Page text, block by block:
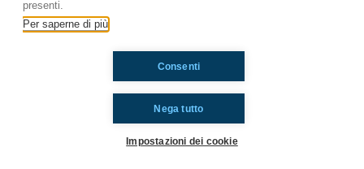
Ti è piaciuto? Condividilo!
presenti.
Per saperne di più
Nega tutto
Consenti
Impostazioni dei cookie